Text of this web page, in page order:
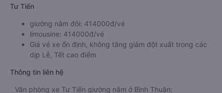
Tư Tiến
giường nằm đôi: 414000đ/vé
limousine: 414000đ/vé
Giá vé xe ổn định, không tăng giảm đột xuất trong các
dịp Lễ, Tết cao điểm
Thông tin liên hệ
Văn phòng xe Tư Tiến giường nằm ở Bình Thuận: